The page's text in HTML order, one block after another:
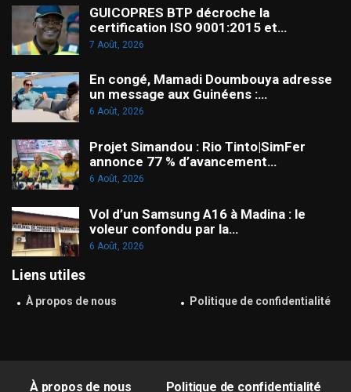
GUICOPRES BTP décroche la
certification ISO 9001:2015 et…
7 Août, 2026
En congé, Mamadi Doumbouya adresse
un message aux Guinéens :…
6 Août, 2026
Projet Simandou : Rio Tinto|SimFer
annonce 77 % d’avancement…
6 Août, 2026
Vol d’un Samsung A16 à Madina : le
voleur confondu par la…
6 Août, 2026
Liens utiles
À propos de nous Politique de confidentialité
À propos de nous Politique de confidentialité